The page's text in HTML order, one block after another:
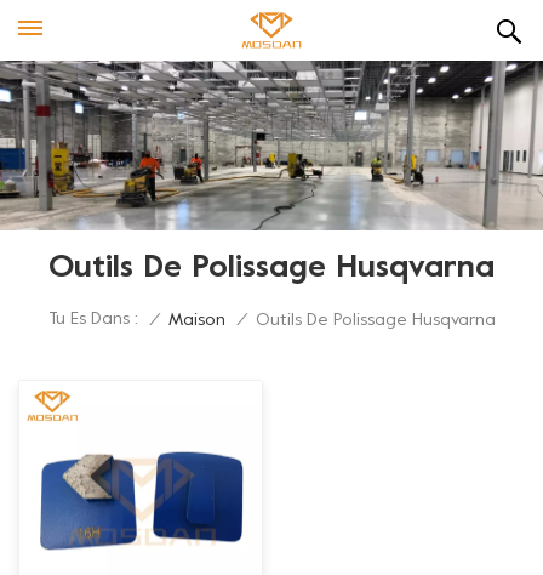
Outils De Polissage Husqvarna
Tu Es Dans : / Maison / Outils De Polissage Husqvarna